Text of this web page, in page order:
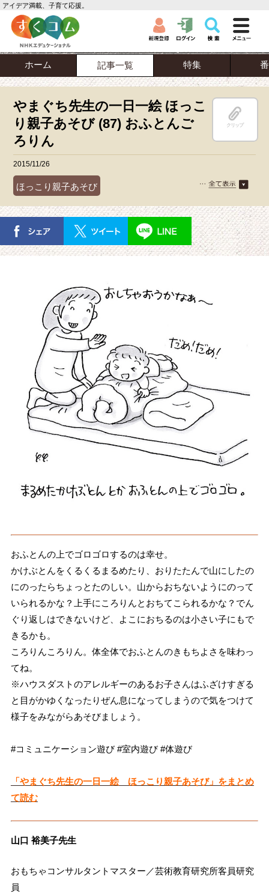
アイデア満載、子育て応援。
ホーム 記事一覧 特集
やまぐち先生の一日一絵 ほっこ
り親子あそび (87) おふとんご
ろりん
クリップ
2015/11/26
ほっこり親子あそび
おふとんの上でゴロゴロするのは幸せ。
かけぶとんをくるくるまるめたり、おりたたんで山にしたの
にのったらちょっとたのしい。山からおちないようにのって
いられるかな？上手にころりんとおちてこられるかな？でん
ぐり返しはできないけど、よこにおちるのは小さい子にもで
きるかも。
ころりんころりん。体全体でおふとんのきもちよさを味わっ
てね。
※ハウスダストのアレルギーのあるお子さんはふざけすぎる
と目がかゆくなったりぜん息になってしまうので気をつけて
様子をみながらあそびましょう。
#コミュニケーション遊び #室内遊び #体遊び
「やまぐち先生の一日一絵 ほっこり親子あそび」をまとめ
て読む
山口 裕美子先生
おもちゃコンサルタントマスター／芸術教育研究所客員研究
員